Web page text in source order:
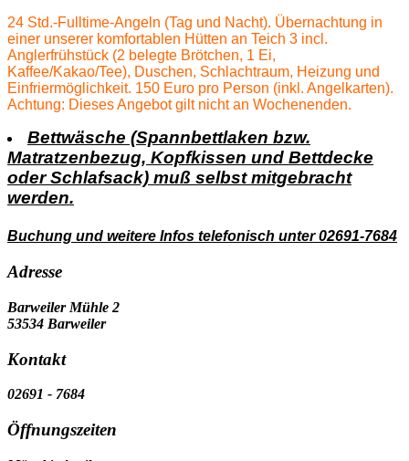
24 Std.-Fulltime-Angeln (Tag und Nacht). Übernachtung in
einer unserer komfortablen Hütten an Teich 3 incl.
Anglerfrühstück (2 belegte Brötchen, 1 Ei,
Kaffee/Kakao/Tee), Duschen, Schlachtraum, Heizung und
Einfriermöglichkeit. 150 Euro pro Person (inkl. Angelkarten).
Achtung: Dieses Angebot gilt nicht an Wochenenden.
Bettwäsche (Spannbettlaken bzw.
Matratzenbezug, Kopfkissen und Bettdecke
oder Schlafsack) muß selbst mitgebracht
werden.
Buchung und weitere Infos telefonisch unter 02691-7684
Adresse
Barweiler Mühle 2
53534 Barweiler
Kontakt
02691 - 7684
Öffnungszeiten